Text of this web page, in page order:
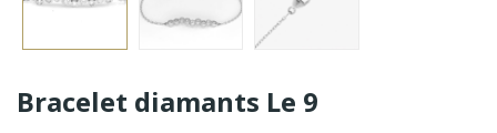
Bracelet diamants Le 9